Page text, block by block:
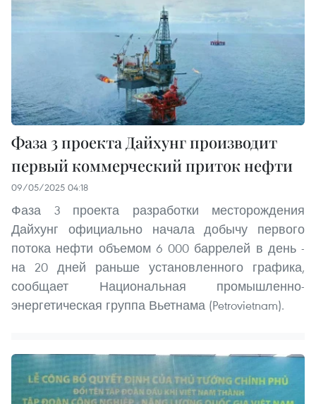
Фаза 3 проекта Дайхунг производит
первый коммерческий приток нефти
09/05/2025 04:18
Фаза 3 проекта разработки месторождения
Дайхунг официально начала добычу первого
потока нефти объемом 6 000 баррелей в день -
на 20 дней раньше установленного графика,
сообщает Национальная промышленно-
энергетическая группа Вьетнама (Petrovietnam).